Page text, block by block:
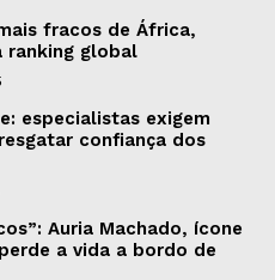
fracos de África,
ranking global
especialistas exigem
confiança dos
Auria Machado, ícone
a vida a bordo de